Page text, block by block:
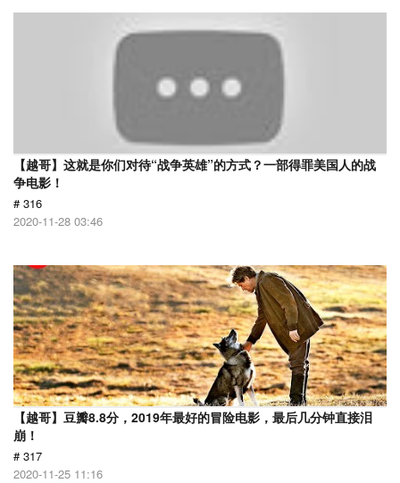
【越哥】这就是你们对待“战争英雄”的方式？一部得罪美国人的战
争电影！
# 316
2020-11-28 03:46
【越哥】豆瓣8.8分，2019年最好的冒险电影，最后几分钟直接泪
崩！
# 317
2020-11-25 11:16